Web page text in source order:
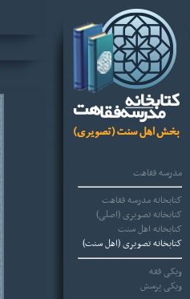
مدرسه فقاهت
کتابخانه مدرسه فقاهت
کتابخانه تصویری (اصلی)
کتابخانه اهل سنت
کتابخانه تصویری (اهل سنت)
ویکی فقه
ویکی پرسش